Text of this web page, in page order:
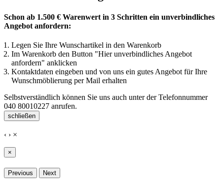
Schon ab 1.500 € Warenwert in 3 Schritten ein unverbindliches
Angebot anfordern:
Legen Sie Ihre Wunschartikel in den Warenkorb
Im Warenkorb den Button "Hier unverbindliches Angebot
anfordern" anklicken
Kontaktdaten eingeben und von uns ein gutes Angebot für Ihre
Wunschmöblierung per Mail erhalten
Selbstverständlich können Sie uns auch unter der Telefonnummer
040 80010227 anrufen.
schließen
‹ › ×
×
Previous Next